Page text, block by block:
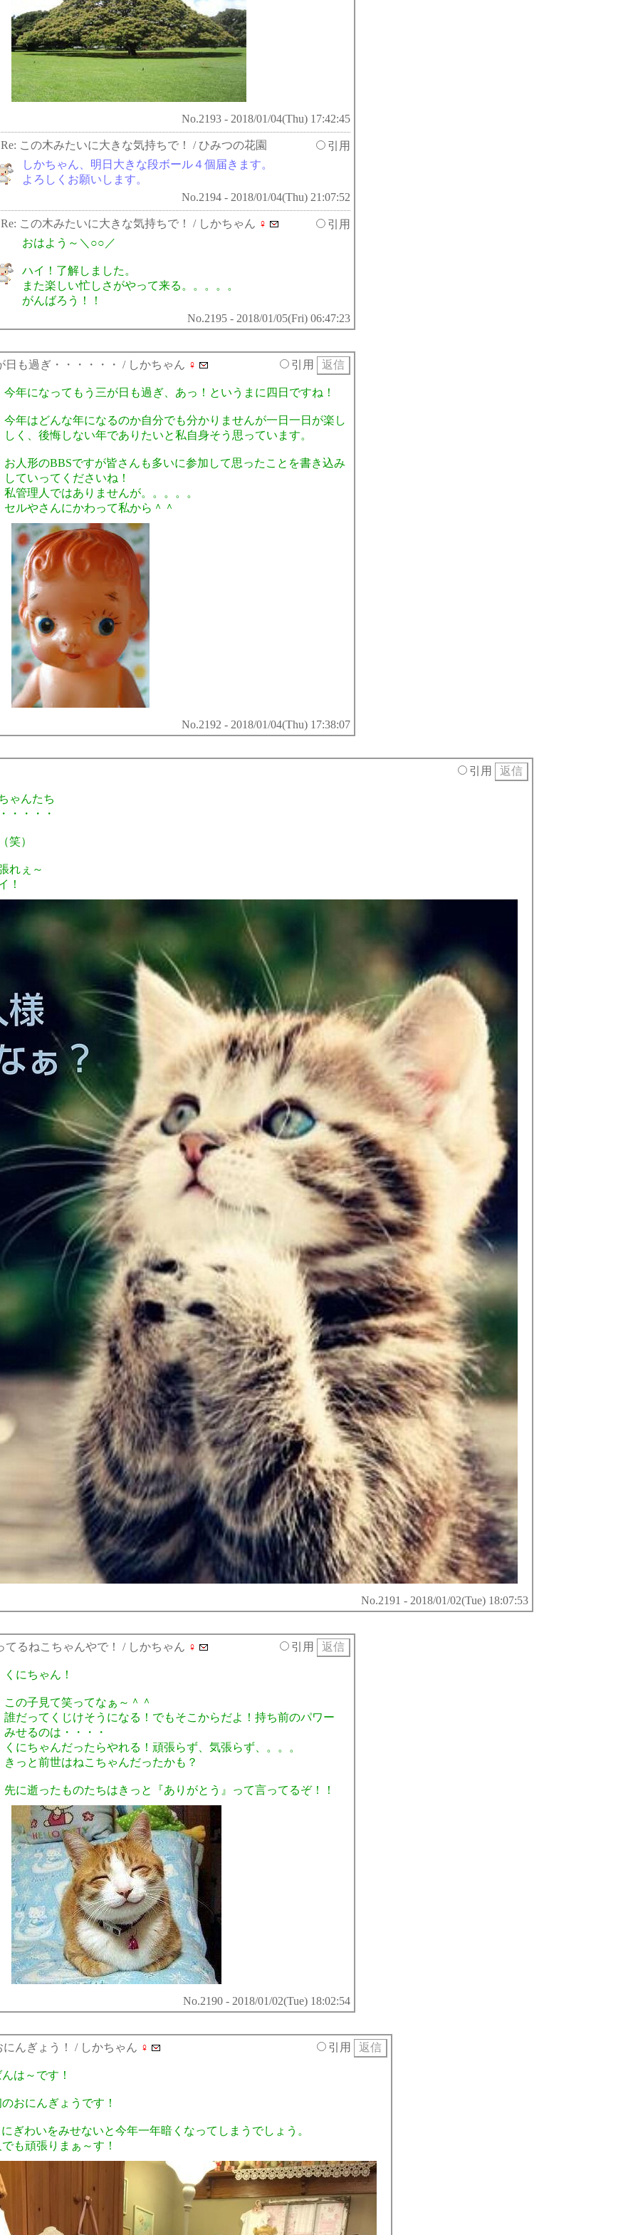
No.2193 - 2018/01/04(Thu) 17:42:45
Re: この木みたいに大きな気持ちで！ / ひみつの花園
引用
しかちゃん、明日大きな段ボール４個届きます。
よろしくお願いします。
No.2194 - 2018/01/04(Thu) 21:07:52
Re: この木みたいに大きな気持ちで！ / しかちゃん ♀
引用
おはよう～＼○○／
ハイ！了解しました。
また楽しい忙しさがやって来る。。。。。
がんばろう！！
No.2195 - 2018/01/05(Fri) 06:47:23
日も過ぎ・・・・・・ / しかちゃん ♀ 引用
今年になってもう三が日も過ぎ、あっ！というまに四日ですね！
今年はどんな年になるのか自分でも分かりませんが一日一日が楽し
しく、後悔しない年でありたいと私自身そう思っています。
お人形のBBSですが皆さんも多いに参加して思ったことを書き込み
していってくださいね！
私管理人ではありませんが。。。。。
セルやさんにかわって私から＾＾
No.2192 - 2018/01/04(Thu) 17:38:07
引用
ゃんたち
・・・・
笑）
れぇ～
！
No.2191 - 2018/01/02(Tue) 18:07:53
てるねこちゃんやで！ / しかちゃん ♀ 引用
くにちゃん！
この子見て笑ってなぁ～＾＾
誰だってくじけそうになる！でもそこからだよ！持ち前のパワー
みせるのは・・・・
くにちゃんだったらやれる！頑張らず、気張らず、。。。
きっと前世はねこちゃんだったかも？
先に逝ったものたちはきっと『ありがとう』って言ってるぞ！！
No.2190 - 2018/01/02(Tue) 18:02:54
んぎょう！ / しかちゃん ♀ 引用
は～です！
おにんぎょうです！
ぎわいをみせないと今年一年暗くなってしまうでしょう。
も頑張りまぁ～す！